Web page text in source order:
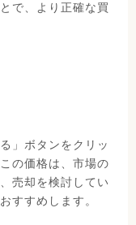
で、より正確な買
」ボタンをクリッ
の価格は、市場の
売却を検討してい
すすめします。